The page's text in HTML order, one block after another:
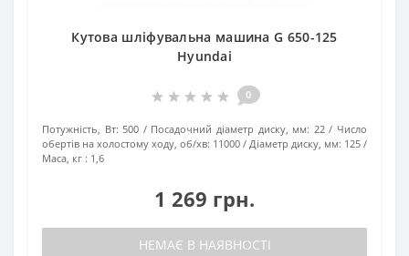
Кутова шліфувальна машина G 650-125
Hyundai
0
Потужність, Вт: 500 Посадочний діаметр диску, мм: 22
Число
обертів на холостому ходу, об/хв: 11000 Діаметр диску, мм: 125
Маса, кг : 1,6
1 269 грн.
НЕМАЄ В НАЯВНОСТІ